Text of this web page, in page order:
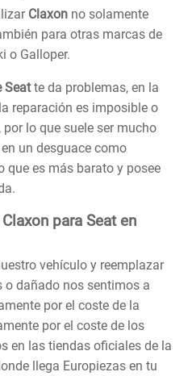
Claxon no solamente
para otras marcas de
o Galloper.
Seatte da problemas, en la
reparación es imposible o
lo que suele ser mucho
un desguace como
que es más barato y posee
para Seat en
vehículo y reemplazar
o dañado nos sentimos a
por el coste de la
por el coste de los
en las tiendas oficiales de la
llega Europiezas en tu